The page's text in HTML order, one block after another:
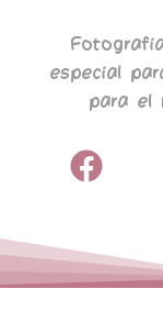
especial
para el